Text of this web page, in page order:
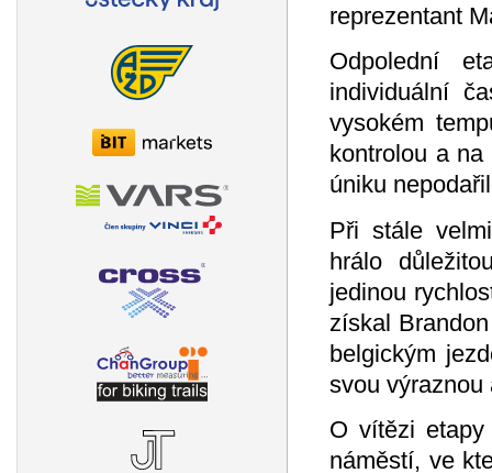
reprezentant
Odpolední
individuální
vysokém
kontrolou a
úniku
Při stále
hrálo
jedinou
získal
belgickým
svou výraznou
O vítězi etapy
náměstí, ve